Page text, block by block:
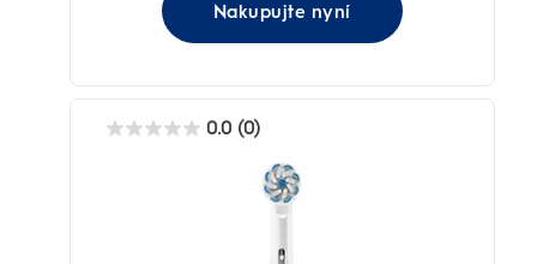
Nakupujte nyní
0.0 (0)
0.0